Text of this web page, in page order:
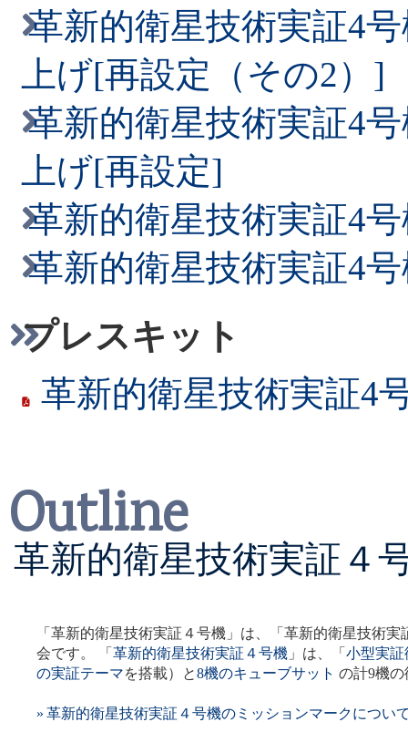
2026/02/20
「人に聞く ～4号機に関
（OrigamiSat-2）インタ
2026/02/19
「人に聞く ～4号機に関
（ARICA-2）インタビュ
2026/02/19
「人に聞く ～4号機に関
た
2025/12/17
リリースを掲載しました
2025/12/14
革新的衛星技術実証4
上げ[再設定（その2）]
革新的衛星技術実証4
上げ[再設定]
革新的衛星技術実証4
革新的衛星技術実証4
プレスキット
革新的衛星技術実証4
Outline
革新的衛星技術実証４
「革新的衛星技術実証４号機」は、「革新的衛星技術
会です。 「 革新的衛星技術実証４号機 」は、「 小型実証
の実証テーマを搭載）と8機のキューブサット の計9機
» 革新的衛星技術実証４号機のミッションマークについ